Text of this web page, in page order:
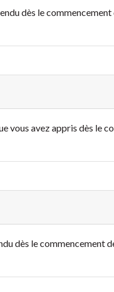
dès le commencement
vous avez appris dès le
dès le commencement